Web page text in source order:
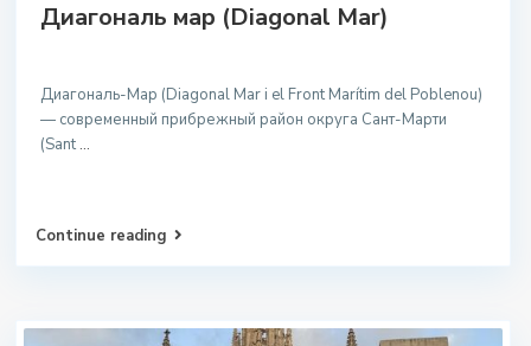
Диагональ мар (Diagonal Mar)
Диагональ-Мар (Diagonal Mar i el Front Marítim del Poblenou)
— современный прибрежный район округа Сант-Марти
(Sant ...
Continue reading